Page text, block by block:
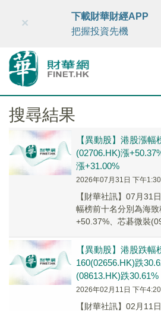
財華智庫網 FINTV
×
下載財華財經APP
把握投資先機
搜尋結果
【異動股】港股漲
(02706.HK)漲
漲+31.00%
2026年07月31日 下午1:30
【財華社訊】07月31
幅榜前十名分別為海
+50.37%、芯碁微裝
【異動股】港股跌幅
160(02656.HK)跌
(08613.HK)跌30.61%
2026年02月11日 下午4:20
【財華社訊】02月11